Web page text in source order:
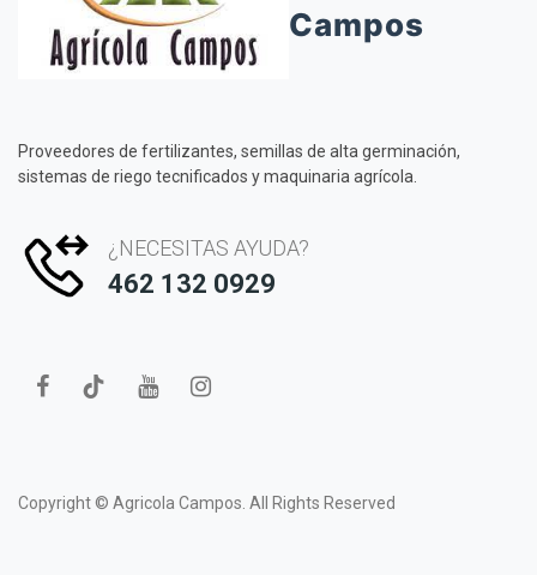
Campos
Proveedores de fertilizantes, semillas de alta germinación,
sistemas de riego tecnificados y maquinaria agrícola.
¿NECESITAS AYUDA?
462 132 0929
Copyright © Agricola Campos. All Rights Reserved